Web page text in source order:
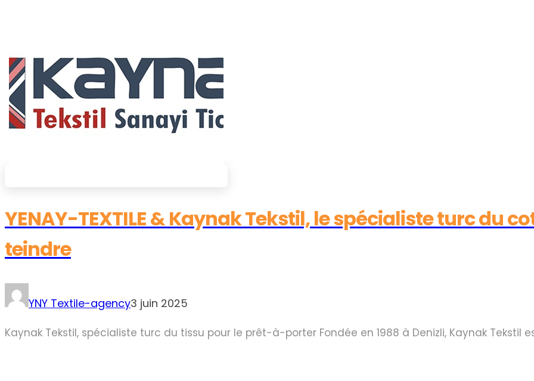
YENAY-TEXTILE & Kaynak Tekstil, le spécialiste turc du
teindre
YNY Textile-agency3 juin 2025
Kaynak Tekstil, spécialiste turc du tissu pour le prêt-à-porter Fondée en 1988 à Denizli, Kaynak Tekstil